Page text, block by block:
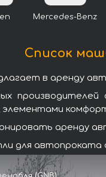
Mercedes-Benz
Список
в аренду
элементами
аренду
для автопроката